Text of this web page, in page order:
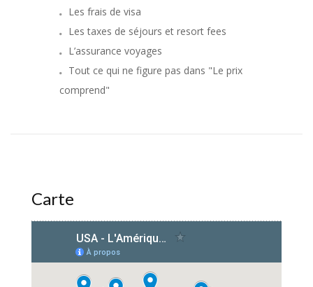
Les frais de visa
Les taxes de séjours et resort fees
L’assurance voyages
Tout ce qui ne figure pas dans "Le prix
comprend"
Carte